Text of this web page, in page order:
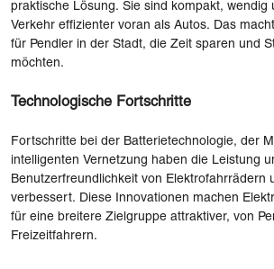
praktische Lösung. Sie sind kompakt, wendig
Verkehr effizienter voran als Autos. Das
für Pendler in der Stadt, die Zeit sparen und
möchten.
Technologische Fortschritte
Fortschritte bei der Batterietechnologie, der
intelligenten Vernetzung haben die Leistung
Benutzerfreundlichkeit von Elektrofahrrädern
verbessert. Diese Innovationen machen
für eine breitere Zielgruppe attraktiver, von
Freizeitfahrern.